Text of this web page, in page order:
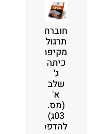
חוברת
תרגול
מקיפה
כיתה
ג'
שלב
א'
(מס.
03ג)
להדפסה